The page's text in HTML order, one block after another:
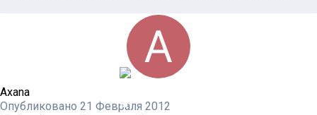
Axana
Опубликовано 21 Февраля 2012